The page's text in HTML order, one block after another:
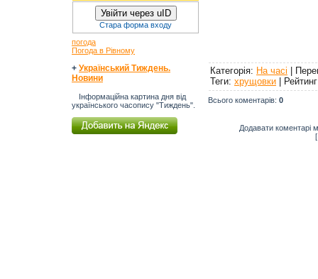
Увійти через uID
Стара форма входу
погода
Погода в Рівному
+ Український Тиждень.
Новини
Інформаційна картина дня від
українського часопису "Тиждень".
Категорія: На часі |
Теги: хрущовки | Рейтинг
Всього коментарів: 0
Додавати коментарі